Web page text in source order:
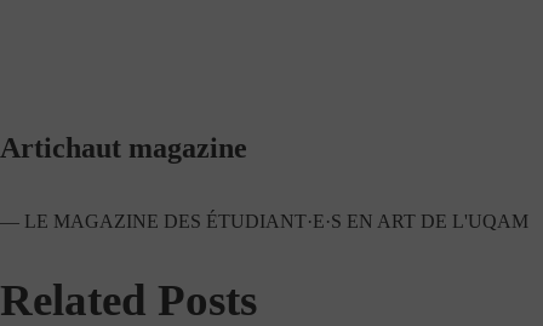
Artichaut magazine
— LE MAGAZINE DES ÉTUDIANT·E·S EN ART DE L'UQAM
Related Posts